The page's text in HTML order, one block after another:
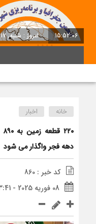
15:52:07 امروز : شنبه, ۱۷ مرداد , ۱۴۰۵
خانه اخبار
دهه فجر واگذار می شود
کد خبر : 860
08 فوریه 2025 - 13:41